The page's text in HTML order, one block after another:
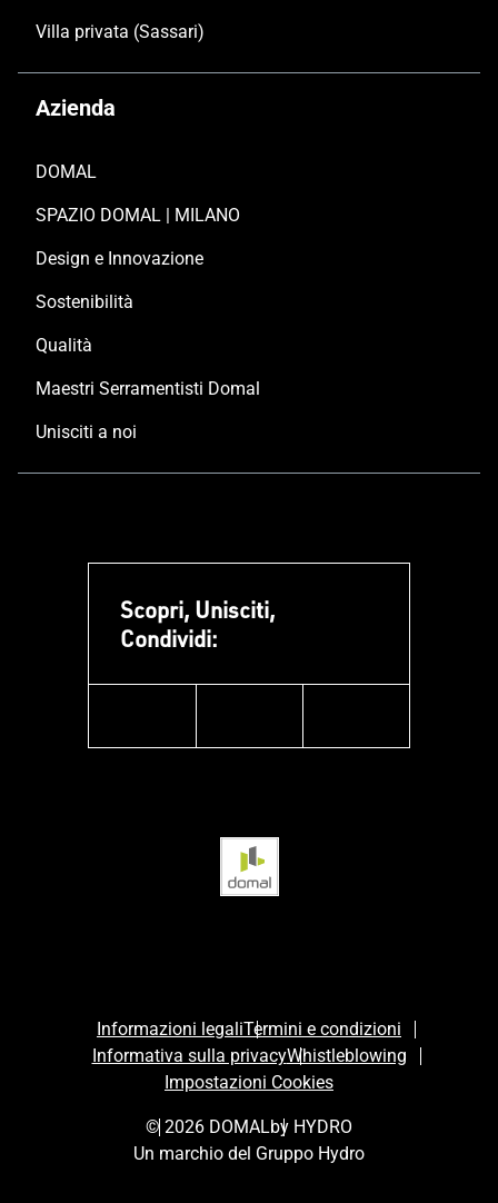
Villa privata (Sassari)
Azienda
DOMAL
SPAZIO DOMAL | MILANO
Design e Innovazione
Sostenibilità
Qualità
Maestri Serramentisti Domal
Unisciti a noi
Scopri, Unisciti,
Condividi:
Informazioni legaliTermini e condizioni
Informativa sulla privacyWhistleblowing
Impostazioni Cookies
© 2026 DOMALby HYDRO
Un marchio del Gruppo Hydro